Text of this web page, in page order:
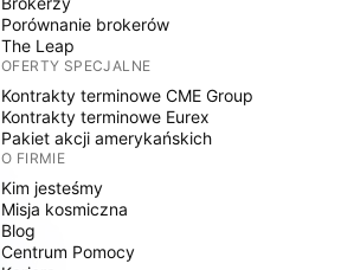
Porównanie brokerów
The Leap
OFERTY SPECJALNE
Kontrakty terminowe CME Group
Kontrakty terminowe Eurex
Pakiet akcji amerykańskich
O FIRMIE
Kim jesteśmy
Misja kosmiczna
Blog
Centrum Pomocy